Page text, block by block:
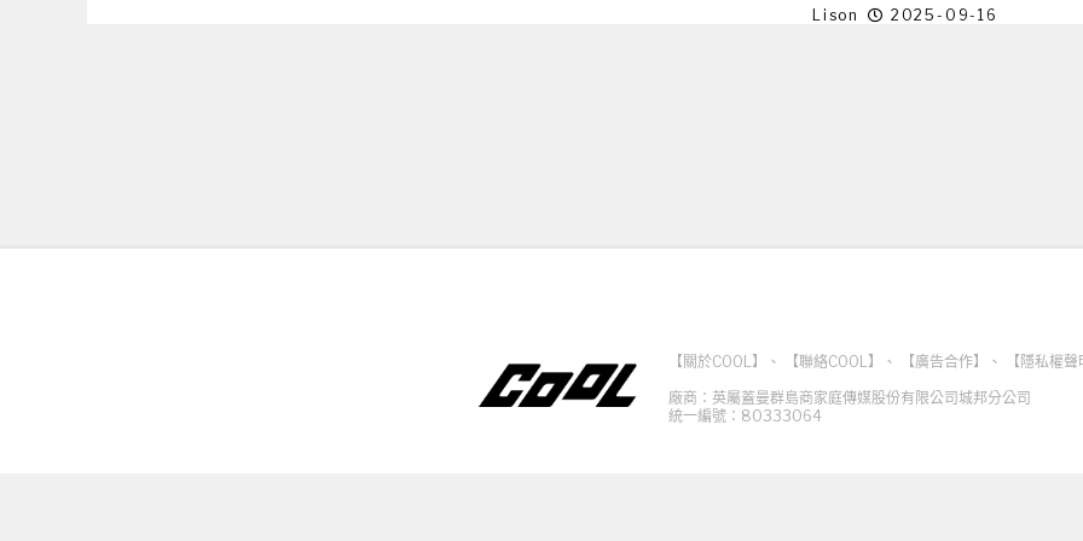
Lison 2025-09-16
【關於COOL】 、 【聯絡COOL】 、 【廣告合作】 、
【隱私權
廠商：英屬蓋曼群島商家庭傳媒股份有限公司城邦分公司
統一編號：80333064